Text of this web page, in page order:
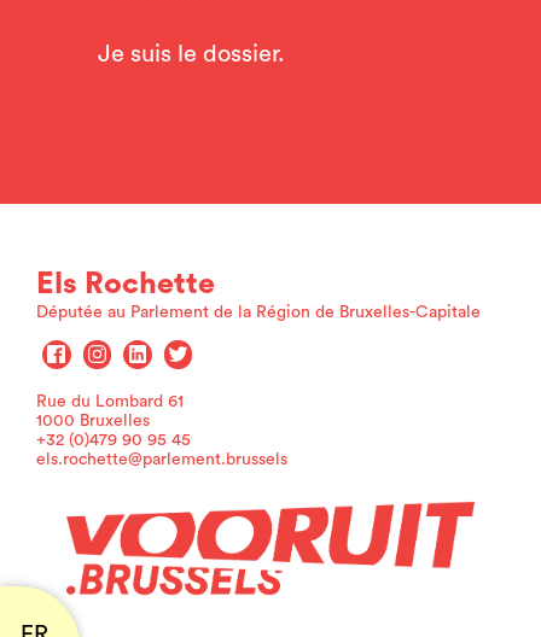
Je suis le dossier.
Els Rochette
Députée au Parlement de la Région de Bruxelles-Capitale
Rue du Lombard 61
1000 Bruxelles
+32 (0)479 90 95 45
els.rochette@parlement.brussels